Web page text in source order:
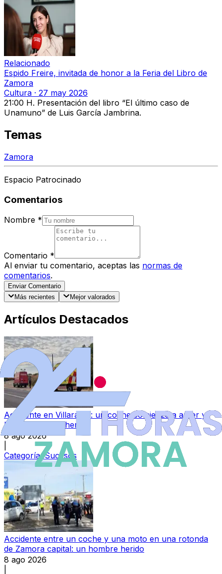
Relacionado
Espido Freire, invitada de honor a la Feria del Libro de
Zamora
Cultura · 27 may 2026
21:00 H. Presentación del libro “El último caso de
Unamuno” de Luis García Jambrina.
Temas
Zamora
Espacio Patrocinado
Comentarios
Nombre *
Comentario *
Al enviar tu comentario, aceptas las normas de
comentarios.
Enviar Comentario
Más recientes
Mejor valorados
Artículos Destacados
Accidente en Villaralbo: un coche comienza a arder y
hay un hombre herido
8 ago 2026
Categoría:Sucesos
Accidente entre un coche y una moto en una rotonda
de Zamora capital: un hombre herido
8 ago 2026